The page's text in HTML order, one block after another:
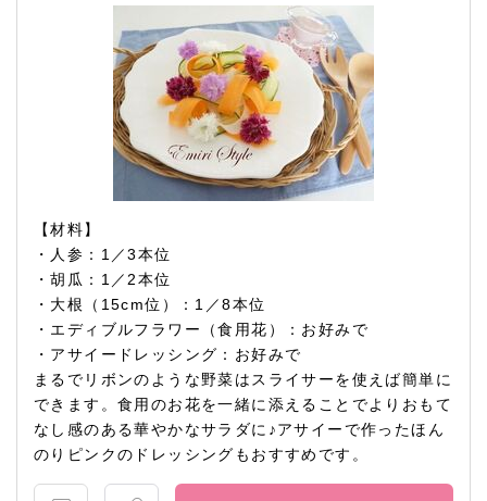
【材料】
・人参：1／3本位
・胡瓜：1／2本位
・大根（15cm位）：1／8本位
・エディブルフラワー（食用花）：お好みで
・アサイードレッシング：お好みで
まるでリボンのような野菜はスライサーを使えば簡単に
できます。食用のお花を一緒に添えることでよりおもて
なし感のある華やかなサラダに♪アサイーで作ったほん
のりピンクのドレッシングもおすすめです。